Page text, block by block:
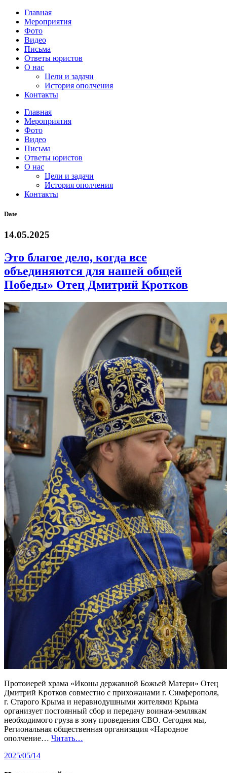
Главная
Мероприятия
Фото
Видео
Письма
Ответы юристов
О нас
Цели и задачи
История ополчения
Контакты
Главная
Мероприятия
Фото
Видео
Письма
Ответы юристов
О нас
Цели и задачи
История ополчения
Контакты
Date
14.05.2025
Это благое дело, когда все
объединяются для нашей общей
Победы» Отец Дмитрий Кротков
Протоиерей храма «Иконы державной Божьей Матери» Отец
Дмитрий Кротков совместно с прихожанами г. Симферополя,
г. Старого Крыма и неравнодушными жителями Крыма
организует постоянный сбор и передачу воинам-землякам
необходимого груза в зону проведения СВО. Сегодня мы,
Региональная общественная организация «Народное
ополчение… Читать…
2025/05/14